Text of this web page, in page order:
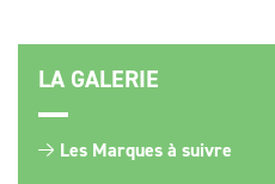
LA GALERIE
Les Marques à suivre